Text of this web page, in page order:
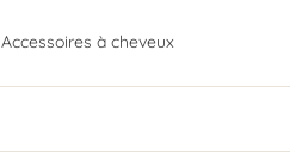
Accessoires à cheveux